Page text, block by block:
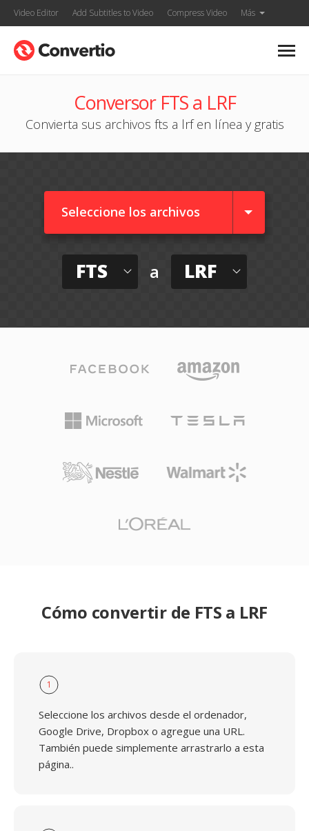
Video Editor Add Subtitles to Video Compress Video Más
Conversor FTS a LRF
Convierta sus archivos fts a lrf en línea y gratis
Seleccione los archivos
FTS a LRF
Cómo convertir de FTS a LRF
1
Seleccione los archivos desde el ordenador,
Google Drive, Dropbox o agregue una URL.
También puede simplemente arrastrarlo a esta
página..